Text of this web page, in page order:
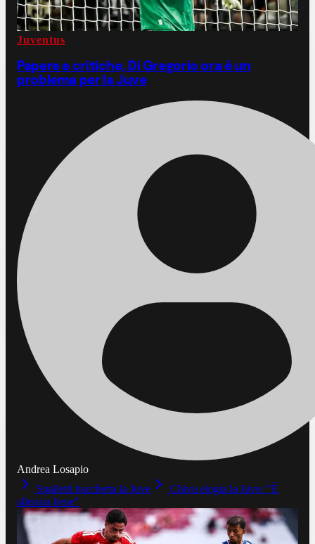
Juventus
Papere e critiche, Di Gregorio ora è un
problema per la Juve
Andrea Losapio
Spalletti bacchetta la Juve
Chivu elogia la Juve: "È
allenata bene"